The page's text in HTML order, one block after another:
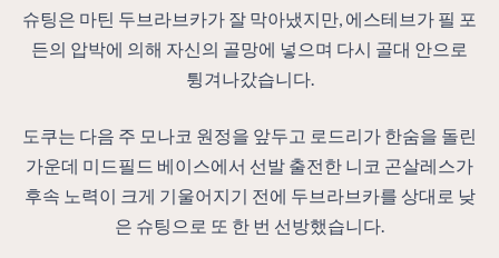
슈팅은 마틴 두브라브카가 잘 막아냈지만, 에스테브가 필 포
든의 압박에 의해 자신의 골망에 넣으며 다시 골대 안으로
튕겨나갔습니다.
도쿠는 다음 주 모나코 원정을 앞두고 로드리가 한숨을 돌린
가운데 미드필드 베이스에서 선발 출전한 니코 곤살레스가
후속 노력이 크게 기울어지기 전에 두브라브카를 상대로 낮
은 슈팅으로 또 한 번 선방했습니다.